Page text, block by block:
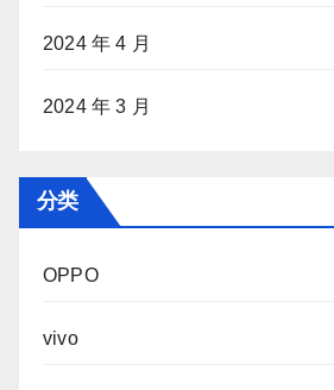
2024 年 4 月
2024 年 3 月
分类
OPPO
vivo